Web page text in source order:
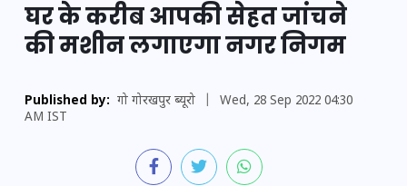
घर के करीब आपकी सेहत जांचने
की मशीन लगाएगा नगर निगम
Published by: गो गोरखपुर ब्यूरो
Wed, 28 Sep 2022 04:30
AM IST